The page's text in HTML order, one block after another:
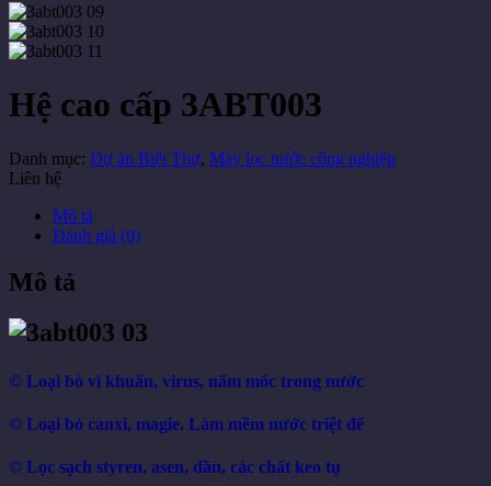
Hệ cao cấp 3ABT003
Danh mục: Dự án Biệt Thự, Máy lọc nước công nghiệp
Liên hệ
Mô tả
Đánh giá (0)
Mô tả
© Loại bỏ vi khuẩn, virus, nấm mốc trong nước
© Loại bỏ canxi, magie. Làm mềm nước triệt để
© Lọc sạch styren, asen, dầu, các chất keo tụ